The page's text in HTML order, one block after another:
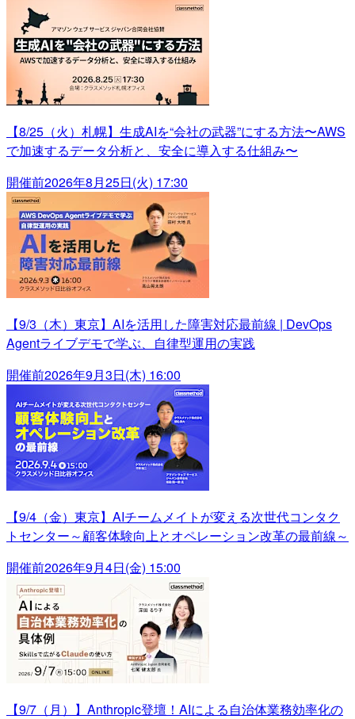
【8/25（火）札幌】生成AIを“会社の武器”にする方法〜AWS
で加速するデータ分析と、安全に導入する仕組み〜
開催前2026年8月25日(火) 17:30
【9/3（木）東京】AIを活用した障害対応最前線 | DevOps
Agentライブデモで学ぶ、自律型運用の実践
開催前2026年9月3日(木) 16:00
【9/4（金）東京】AIチームメイトが変える次世代コンタク
トセンター～顧客体験向上とオペレーション改革の最前線～
開催前2026年9月4日(金) 15:00
【9/7（月）】Anthropic登壇！AIによる自治体業務効率化の